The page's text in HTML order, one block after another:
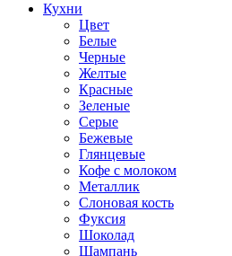
Кухни
Цвет
Белые
Черные
Желтые
Красные
Зеленые
Серые
Бежевые
Глянцевые
Кофе с молоком
Металлик
Слоновая кость
Фуксия
Шоколад
Шампань